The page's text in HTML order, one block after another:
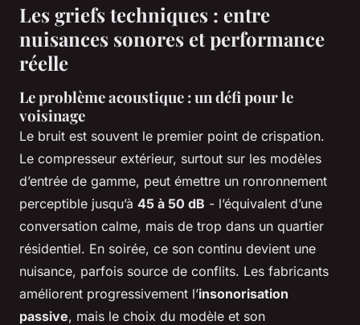
Les griefs techniques : entre
nuisances sonores et performance
réelle
Le problème acoustique : un défi pour le
voisinage
Le bruit est souvent le premier point de crispation.
Le compresseur extérieur, surtout sur les modèles
d’entrée de gamme, peut émettre un ronronnement
perceptible jusqu’à 45 à 50 dB - l’équivalent d’une
conversation calme, mais de trop dans un quartier
résidentiel. En soirée, ce son continu devient une
nuisance, parfois source de conflits. Les fabricants
améliorent progressivement l’insonorisation
passive, mais le choix du modèle et son